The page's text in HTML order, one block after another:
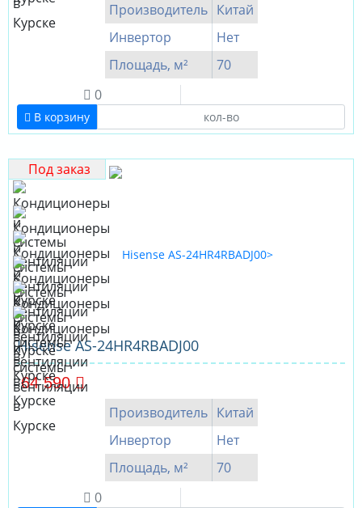
Производитель Китай
Инвертор
Нет
Площадь, м²
70
0
В корзину
Под заказ
Hisense AS-24HR4RBADJ00
64 590
Производитель Китай
Инвертор
Нет
Площадь, м²
70
0